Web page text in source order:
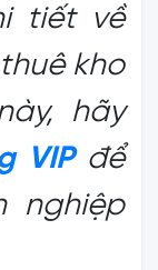
tiết về
kho
hãy
VIPđể
nghiệp